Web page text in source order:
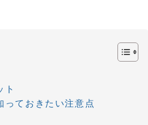
ト
っておきたい注意点